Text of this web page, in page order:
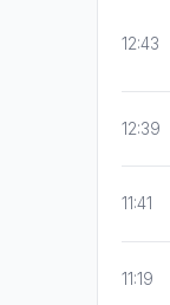
12:43
12:39
11:41
11:19